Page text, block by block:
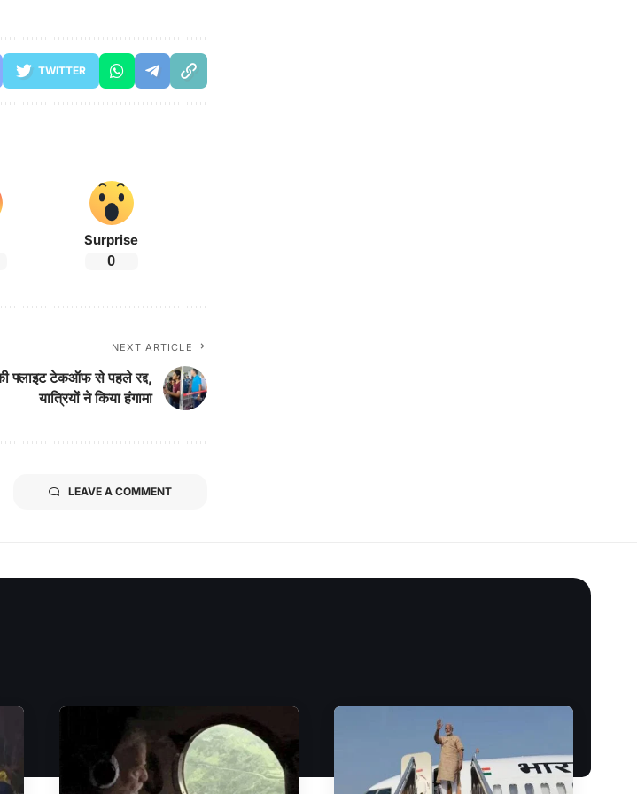
TWITTER
Surprise
0
NEXT ARTICLE
फ्लाइट टेकऑफ से पहले रद्द,
यात्रियों ने किया हंगामा
LEAVE A COMMENT